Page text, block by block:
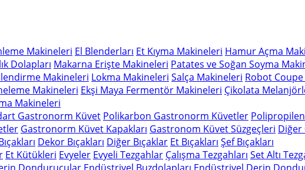
Makineleri El Blenderları Et Kıyma Makineleri Hamur Açma
Dolapları Makarna Erişte Makineleri Patates ve Soğan Soyma
Makineleri Lokma Makineleri Salça Makineleri Robot Coupe
Makineleri Ekşi Maya Fermentör Makineleri Çikolata
Makineleri
Gastronorm Küvet Polikarbon Gastronorm Küvetler
Gastronorm Küvet Kapakları Gastronom Küvet Süzgeçleri
Dekor Bıçakları Diğer Bıçaklar Et Bıçakları Şef Bıçakları
Et Kütükleri Evyeler Evyeli Tezgahlar Çalışma Tezgahları Set Altı